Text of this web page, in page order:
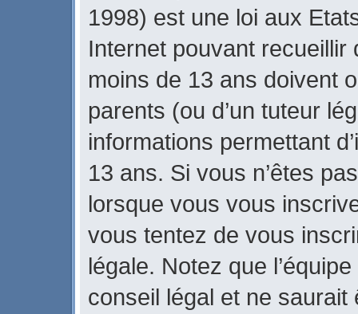
1998) est une loi aux
Internet pouvant
moins de 13 ans doivent
parents (ou d’un tuteur
informations permettant
13 ans. Si vous n’êtes
lorsque vous vous
vous tentez de vous
légale. Notez que
conseil légal et ne